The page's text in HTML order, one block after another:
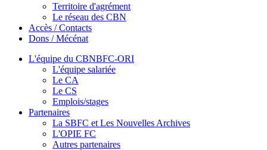
Territoire d'agrément
Le réseau des CBN
Accès / Contacts
Dons / Mécénat
L'équipe du CBNBFC-ORI
L'équipe salariée
Le CA
Le CS
Emplois/stages
Partenaires
La SBFC et Les Nouvelles Archives
L'OPIE FC
Autres partenaires